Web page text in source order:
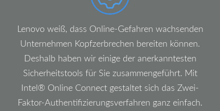
Lenovo weiß, dass Online-Gefahren wachsenden
Unternehmen Kopfzerbrechen bereiten können.
Deshalb haben wir einige der anerkanntesten
Sicherheitstools für Sie zusammengeführt. Mit
Intel® Online Connect gestaltet sich das Zwei-
Faktor-Authentifizierungsverfahren ganz einfach.